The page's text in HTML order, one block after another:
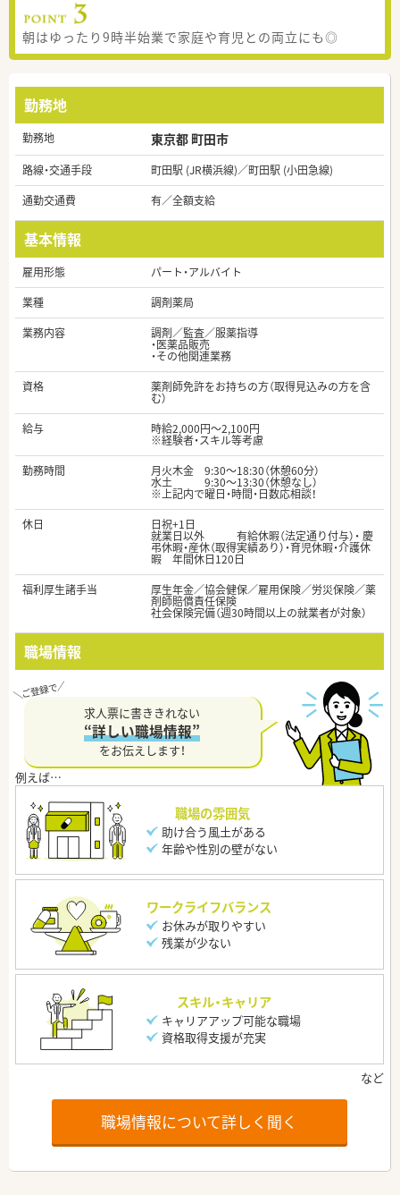
朝はゆったり9時半始業で家庭や育児との両立にも◎
勤務地
勤務地 東京都 町田市
路線・交通手段
町田駅 (JR横浜線)／町田駅 (小田急線)
通勤交通費
有／全額支給
基本情報
雇用形態
パート・アルバイト
業種
調剤薬局
業務内容
調剤／監査／服薬指導
・医薬品販売
・その他関連業務
資格
薬剤師免許をお持ちの方（取得見込みの方を含
む）
給与
時給2,000円～2,100円
※経験者・スキル等考慮
勤務時間
月火木金 9:30～18:30（休憩60分）
水土 9:30～13:30（休憩なし）
※上記内で曜日・時間・日数応相談！
休日
日祝+1日
就業日以外 有給休暇（法定通り付与）・ 慶
弔休暇・産休（取得実績あり）・育児休暇・介護休
暇 年間休日120日
福利厚生諸手当
厚生年金／協会健保／雇用保険／労災保険／薬
剤師賠償責任保険
社会保険完備（週30時間以上の就業者が対象）
職場情報
求人票に書ききれない
“詳しい職場情報”
をお伝えします！
職場の雰囲気
助け合う風土がある
年齢や性別の壁がない
ワークライフバランス
お休みが取りやすい
残業が少ない
スキル・キャリア
キャリアアップ可能な職場
資格取得支援が充実
職場情報について詳しく聞く